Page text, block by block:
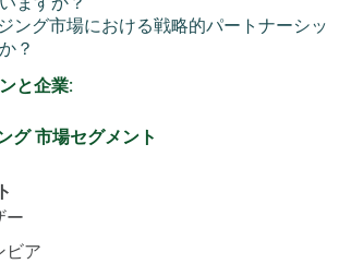
ング市場における戦略的パートナーシッ
？
と企業:
グ 市場セグメント
ー
ビア